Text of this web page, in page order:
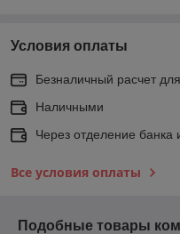
Условия оплаты
Безналичный расчет
Наличными
Через отделение банка
Все условия оплаты
Подобные товары